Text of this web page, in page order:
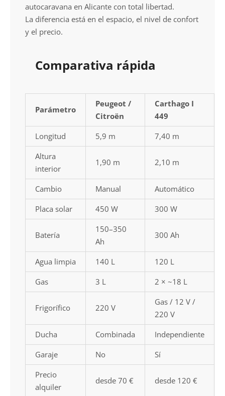
autocaravana en Alicante con total libertad.
La diferencia está en el espacio, el nivel de confort
y el precio.
Comparativa rápida
Parámetro
Peugeot /
Citroën
Carthago I
449
Longitud
5,9 m
7,40 m
Altura
interior
1,90 m 2,10 m
Cambio Manual
Automático
Placa solar
450 W 300 W
Batería
150–350
Ah
300 Ah
Agua limpia 140 L
120 L
Gas
3 L 2 × ~18 L
Frigorífico 220 V
Gas / 12 V /
220 V
Ducha
Combinada
Independiente
Garaje
No
Sí
Precio
alquiler
desde 70 € desde 120 €